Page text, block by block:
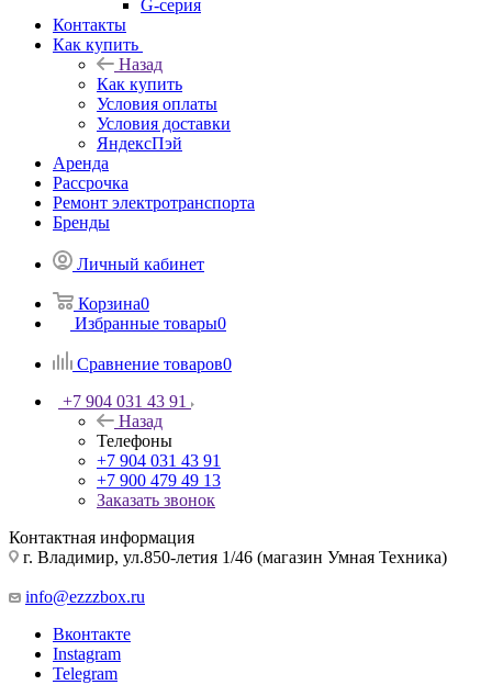
G-серия
Контакты
Как купить
Назад
Как купить
Условия оплаты
Условия доставки
ЯндексПэй
Аренда
Рассрочка
Ремонт электротранспорта
Бренды
Личный кабинет
Корзина0
Избранные товары0
Сравнение товаров0
+7 904 031 43 91
Назад
Телефоны
+7 904 031 43 91
+7 900 479 49 13
Заказать звонок
Контактная информация
г. Владимир, ул.850-летия 1/46 (магазин Умная Техника)
info@ezzzbox.ru
Вконтакте
Instagram
Telegram